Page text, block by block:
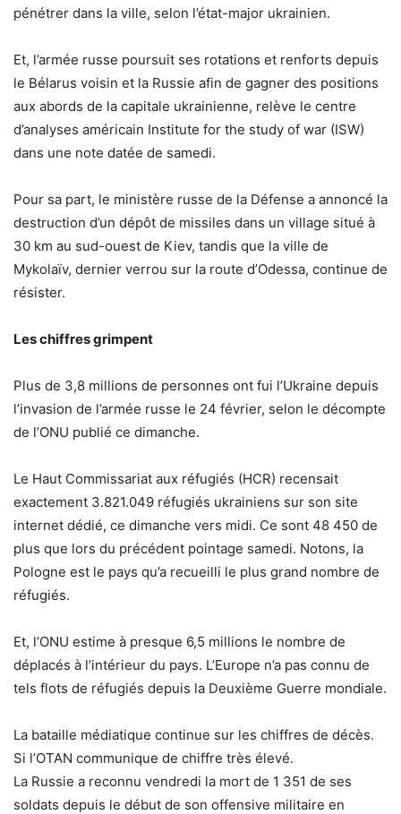
pénétrer dans la ville, selon l’état-major ukrainien.
Et, l’armée russe poursuit ses rotations et renforts depuis
le Bélarus voisin et la Russie afin de gagner des positions
aux abords de la capitale ukrainienne, relève le centre
d’analyses américain Institute for the study of war (ISW)
dans une note datée de samedi.
Pour sa part, le ministère russe de la Défense a annoncé la
destruction d’un dépôt de missiles dans un village situé à
30 km au sud-ouest de Kiev, tandis que la ville de
Mykolaïv, dernier verrou sur la route d’Odessa, continue de
résister.
Les chiffres grimpent
Plus de 3,8 millions de personnes ont fui l’Ukraine depuis
l’invasion de l’armée russe le 24 février, selon le décompte
de l’ONU publié ce dimanche.
Le Haut Commissariat aux réfugiés (HCR) recensait
exactement 3.821.049 réfugiés ukrainiens sur son site
internet dédié, ce dimanche vers midi. Ce sont 48 450 de
plus que lors du précédent pointage samedi. Notons, la
Pologne est le pays qu’a recueilli le plus grand nombre de
réfugiés.
Et, l’ONU estime à presque 6,5 millions le nombre de
déplacés à l’intérieur du pays. L’Europe n’a pas connu de
tels flots de réfugiés depuis la Deuxième Guerre mondiale.
La bataille médiatique continue sur les chiffres de décès.
Si l’OTAN communique de chiffre très élevé.
La Russie a reconnu vendredi la mort de 1 351 de ses
soldats depuis le début de son offensive militaire en